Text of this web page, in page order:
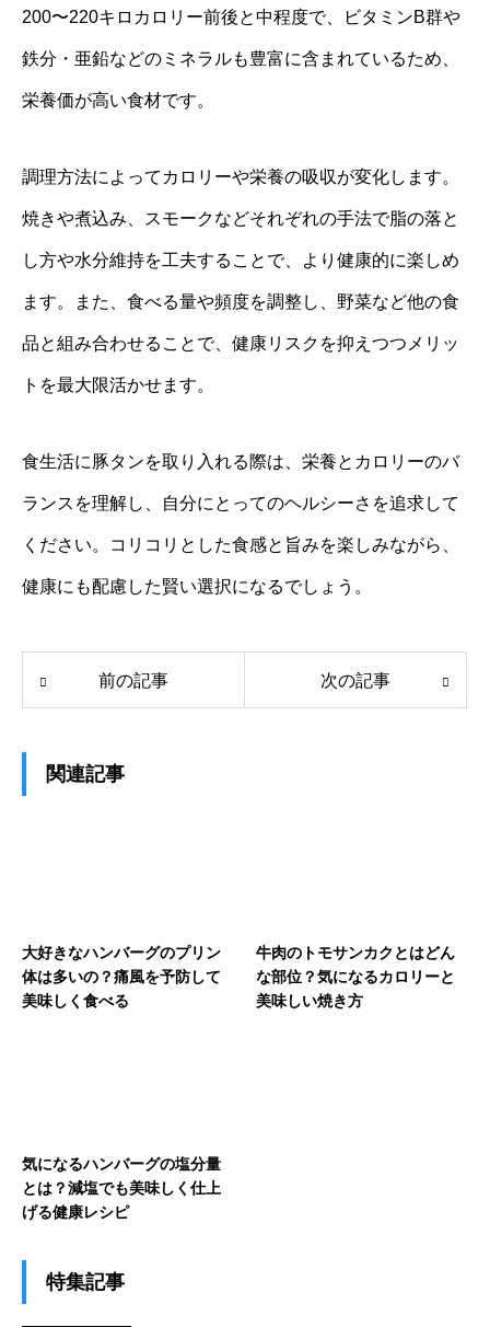
200〜220キロカロリー前後と中程度で、ビタミンB群や
鉄分・亜鉛などのミネラルも豊富に含まれているため、
栄養価が高い食材です。
調理方法によってカロリーや栄養の吸収が変化します。
焼きや煮込み、スモークなどそれぞれの手法で脂の落と
し方や水分維持を工夫することで、より健康的に楽しめ
ます。また、食べる量や頻度を調整し、野菜など他の食
品と組み合わせることで、健康リスクを抑えつつメリッ
トを最大限活かせます。
食生活に豚タンを取り入れる際は、栄養とカロリーのバ
ランスを理解し、自分にとってのヘルシーさを追求して
ください。コリコリとした食感と旨みを楽しみながら、
健康にも配慮した賢い選択になるでしょう。
前の記事 次の記事
関連記事
大好きなハンバーグのプリン
体は多いの？痛風を予防して
美味しく食べる
牛肉のトモサンカクとはどん
な部位？気になるカロリーと
美味しい焼き方
気になるハンバーグの塩分量
とは？減塩でも美味しく仕上
げる健康レシピ
特集記事